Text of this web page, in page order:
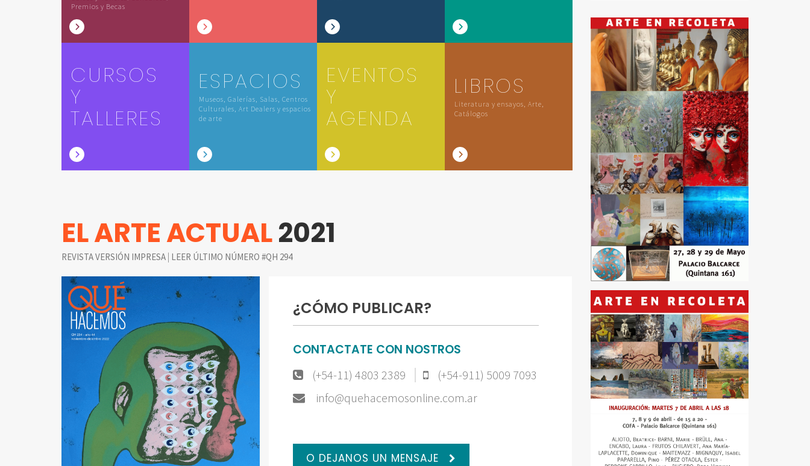
Premios y Becas
CURSOS
Y
TALLERES
ESPACIOS
Museos, Galerías, Salas, Centros
Culturales, Art Dealers y espacios
de arte
EVENTOS
Y
AGENDA
LIBROS
Literatura y ensayos, Arte,
Catálogos
EL ARTE ACTUAL2021
REVISTA VERSIÓN IMPRESA | LEER ÚLTIMO NÚMERO #QH 294
¿CÓMO PUBLICAR?
CONTACTATE CON NOSTROS
(+54-11) 4803 2389
(+54-911) 5009 7093
info@quehacemosonline.com.ar
O DEJANOS UN MENSAJE